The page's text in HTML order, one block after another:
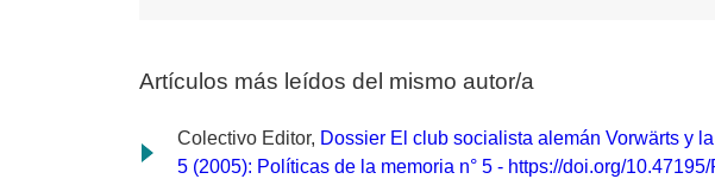
Artículos más leídos del mismo autor/a
Colectivo Editor, Dossier El club socialista alemán Vorwärts y
5 (2005): Políticas de la memoria n° 5 - https://doi.org/10.47195/